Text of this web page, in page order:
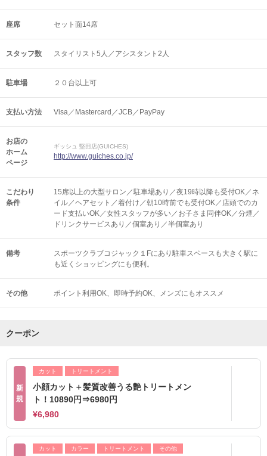
座席 セット面14席
スタッフ数 スタイリスト5人／アシスタント2人
駐車場 ２０台以上可
支払い方法 Visa／Mastercard／JCB／PayPay
お店の
ホーム
ページ
ギッシュ 堅田店(GUICHES)
http://www.guiches.co.jp/
こだわり
条件
15席以上の大型サロン／駐車場あり／夜19時以降も受付OK／ネ
イル／ヘアセット／着付け／朝10時前でも受付OK／店頭でのカ
ード支払いOK／女性スタッフが多い／お子さま同伴OK／分煙／
ドリンクサービスあり／個室あり／半個室あり
備考
スポーツクラブコジャック１Fにあり駐車スペースも大きく駅に
も近くショッピングにも便利。
その他 ポイント利用OK 即時予約OK メンズにもオススメ
クーポン
新
規
カット トリートメント
小顔カット＋髪質改善うる艶トリートメン
ト！10890円⇒6980円
¥6,980
カット カラー トリートメント その他